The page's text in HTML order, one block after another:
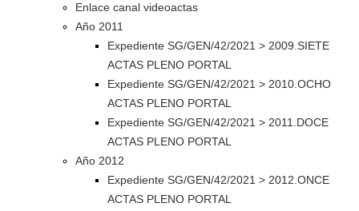
Enlace canal videoactas
Año 2011
Expediente SG/GEN/42/2021 > 2009.SIETE
ACTAS PLENO PORTAL
Expediente SG/GEN/42/2021 > 2010.OCHO
ACTAS PLENO PORTAL
Expediente SG/GEN/42/2021 > 2011.DOCE
ACTAS PLENO PORTAL
Año 2012
Expediente SG/GEN/42/2021 > 2012.ONCE
ACTAS PLENO PORTAL